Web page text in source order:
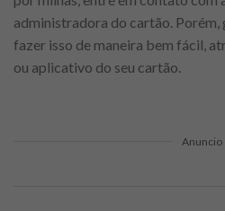
administradora do cartão. Porém,
fazer isso de maneira bem fácil,
ou aplicativo do seu cartão.
Anuncio